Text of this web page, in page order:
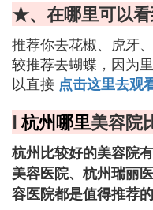
★、在哪里可以看
推荐你去花椒、虎牙
较推荐去蝴蝶，因为
以直接 点击这里去观
Ⅰ杭州哪里美容院
杭州比较好的美容院
美容医院、杭州瑞丽
容医院都是值得推荐的